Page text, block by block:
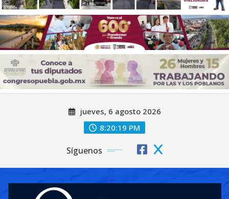
jueves, 6 agosto 2026
8:20:21 PM
Síguenos